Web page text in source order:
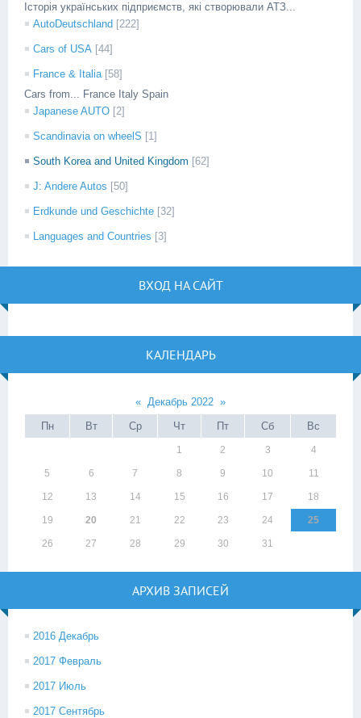
Історія українських підприємств, які створювали АТЗ...
AutoDeutschland [222]
Cars of USA [44]
France & Italia [58]
Cars from... France Italy Spain
Japanese AUTO [2]
Scandinavia on wheelS [1]
South Korea and United Kingdom [62]
J: Andere Autos [50]
Erdkunde und Geschichte [32]
Languages and Countries [3]
ВХОД НА САЙТ
КАЛЕНДАРЬ
« Декабрь 2022 »
Пн
Вт Ср Чт Пт Сб Вс
1 2 3 4
5 6 7 8 9 10 11
12 13 14 15 16 17 18
19 20 21 22 23 24 25
26 27 28 29 30 31
АРХИВ ЗАПИСЕЙ
2016 Декабрь
2017 Февраль
2017 Июль
2017 Сентябрь